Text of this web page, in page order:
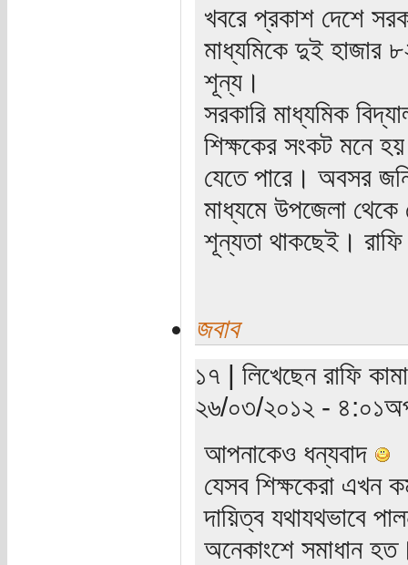
খবরে প্রকাশ দেশে
মাধ্যমিকে দুই হাজার
শূন্য।
সরকারি মাধ্যমিক
শিক্ষকের সংকট মনে
যেতে পারে। অবসর
মাধ্যমে উপজেলা
শূন্যতা থাকছেই।
জবাব
১৭ | লিখেছেন রাফি
২৬/০৩/২০১২ -
আপনাকেও ধন্যবাদ
যেসব শিক্ষকেরা এখন
দায়িত্ব যথাযথভাবে
অনেকাংশে সমাধান